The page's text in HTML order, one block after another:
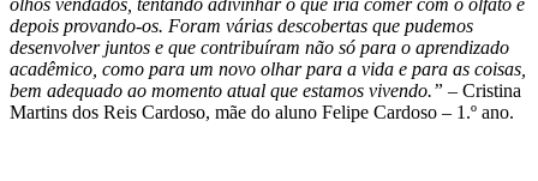
depois provando-os. Foram várias descobertas que pudemos
desenvolver juntos e que contribuíram não só para o aprendizado
acadêmico, como para um novo olhar para a vida e para as coisas,
bem adequado ao momento atual que estamos vivendo.” – Cristina
Martins dos Reis Cardoso, mãe do aluno Felipe Cardoso – 1.º ano.